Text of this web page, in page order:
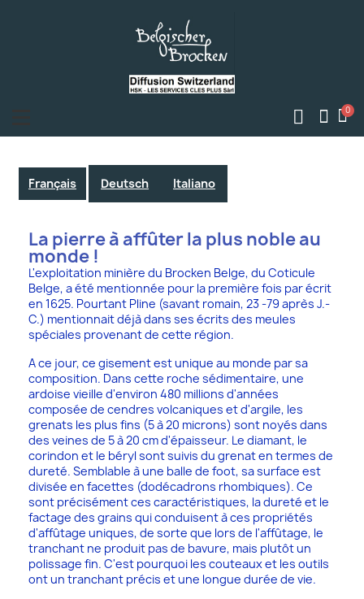
Français Deutsch Italiano
La pierre à affûter la plus noble au
monde !
L'exploitation minière du Brocken Belge, du Coticule
Belge, a été mentionnée pour la première fois par écrit
en 1625. Pourtant Pline (savant romain, 23 -79 après J.-
C.) mentionnait déjà dans ses écrits des meules
spéciales provenant de cette région.
A ce jour, ce gisement est unique au monde par sa
composition. Dans cette roche sédimentaire, une
ardoise vieille d'environ 480 millions d'années
composée de cendres volcaniques et d'argile, les
grenats les plus fins (5 à 20 microns) sont noyés dans
des veines de 5 à 20 cm d'épaisseur. Le diamant, le
corindon et le béryl sont suivis du grenat en termes de
dureté. Semblable à une balle de foot, sa surface est
divisée en facettes (dodécadrons rhombiques). Ce
sont précisément ces caractéristiques, la dureté et le
factage des grains qui conduisent à ces propriétés
d'affûtage uniques, de sorte que lors de l'affûtage, le
tranchant ne produit pas de bavure, mais plutôt un
polissage fin. C'est pourquoi les couteaux et les outils
ont un tranchant précis et une longue durée de vie.